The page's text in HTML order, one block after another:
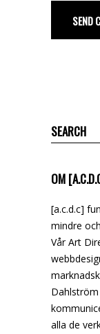
SEND
Search
for:
OM
[a.c.d.c]
mindre
Vår Art
alla de